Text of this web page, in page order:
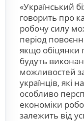
«Український
говорить про
робочу силу
період
якщо обіцянки
будуть
можливостей
українців, які
особливо
економіки
залежить від